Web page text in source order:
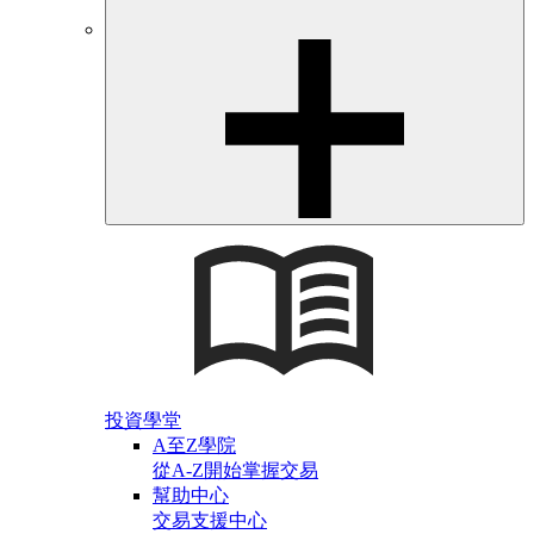
投資學堂
A至Z學院
從A-Z開始掌握交易
幫助中心
交易支援中心